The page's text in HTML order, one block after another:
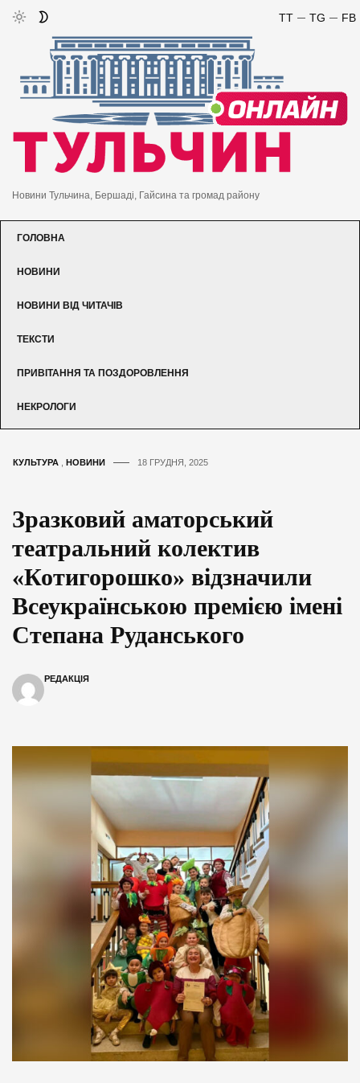
FB
TG
TT
Новини Тульчина, Бершаді, Гайсина та громад району
ГОЛОВНА
НОВИНИ
НОВИНИ ВІД ЧИТАЧІВ
ТЕКСТИ
ПРИВІТАННЯ ТА ПОЗДОРОВЛЕННЯ
НЕКРОЛОГИ
КУЛЬТУРА НОВИНИ 18 ГРУДНЯ, 2025
Зразковий аматорський
театральний колектив
«Котигорошко» відзначили
Всеукраїнською премією імені
Степана Руданського
РЕДАКЦІЯ